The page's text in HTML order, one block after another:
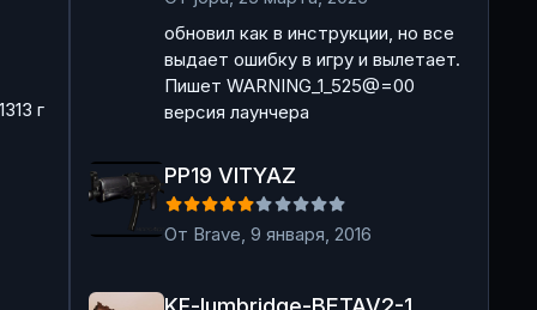
13 г
обновил как в инструкции, но все
выдает ошибку в игру и вылетает.
Пишет WARNING_1_525@=00
версия лаунчера
PP19 VITYAZ
От Brave,9 января, 2016